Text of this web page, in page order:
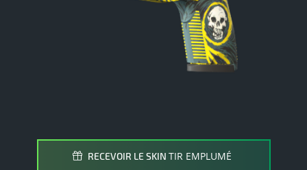
RECEVOIR LE SKIN TIR EMPLUMÉ